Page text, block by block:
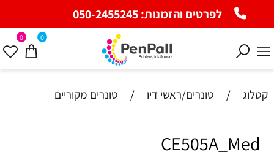
לפרטים והזמנות:050-2455245
0 0
קטלוג / טונרים/ראשי דיו / טונרים מקוריים
CE505A_Med